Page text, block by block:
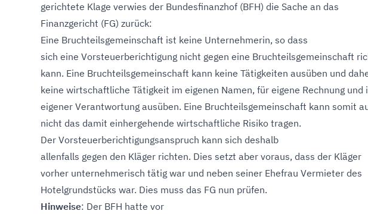
gerichtete Klage verwies der Bundesfinanzhof (BFH) die Sache an das
Finanzgericht (FG) zurück:
Eine Bruchteilsgemeinschaft ist keine Unternehmerin, so dass
sich eine Vorsteuerberichtigung nicht gegen eine Bruchteilsgemeinschaft
kann. Eine Bruchteilsgemeinschaft kann keine Tätigkeiten ausüben und
keine wirtschaftliche Tätigkeit im eigenen Namen, für eigene Rechnung und
eigener Verantwortung ausüben. Eine Bruchteilsgemeinschaft kann somit
nicht das damit einhergehende wirtschaftliche Risiko tragen.
Der Vorsteuerberichtigungsanspruch kann sich deshalb
allenfalls gegen den Kläger richten. Dies setzt aber voraus, dass der Kläger
vorher unternehmerisch tätig war und neben seiner Ehefrau Vermieter des
Hotelgrundstücks war. Dies muss das FG nun prüfen.
Hinweise: Der BFH hatte vor